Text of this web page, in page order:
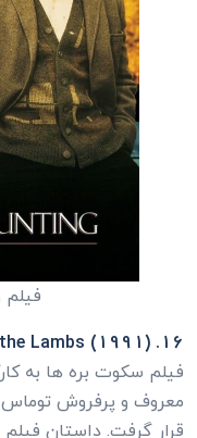
فیلم
16. The Silence of the Lambs (1991)
فیلم سکوت بره ها به
معروف و پرفروش
قرار گرفت. داستان